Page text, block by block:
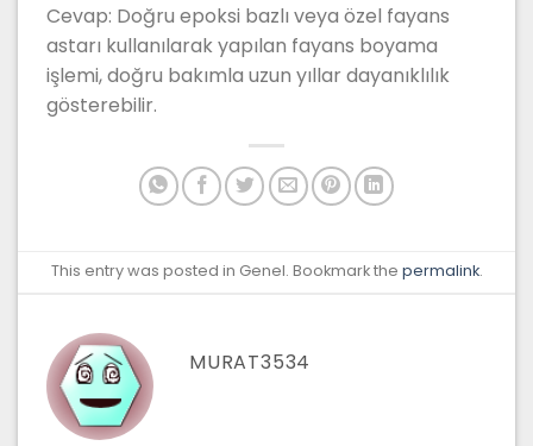
Cevap: Doğru epoksi bazlı veya özel fayans
astarı kullanılarak yapılan fayans boyama
işlemi, doğru bakımla uzun yıllar dayanıklılık
gösterebilir.
This entry was posted in Genel. Bookmark the permalink.
MURAT3534